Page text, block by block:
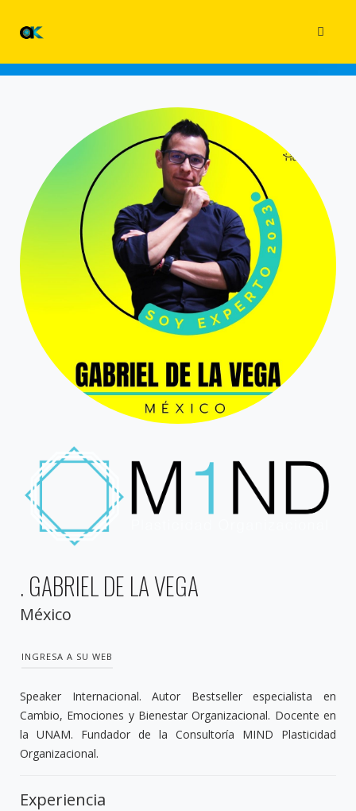
. GABRIEL DE LA VEGA
México
INGRESA A SU WEB
Speaker Internacional. Autor Bestseller especialista en
Cambio, Emociones y Bienestar Organizacional. Docente en
la UNAM. Fundador de la Consultoría MIND Plasticidad
Organizacional.
Experiencia